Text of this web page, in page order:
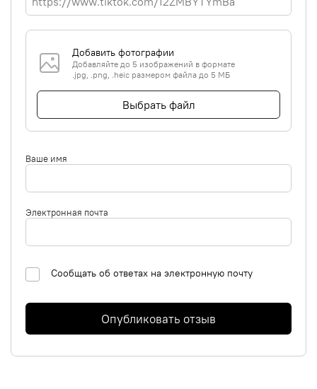
Добавить фотографии
Добавляйте до 5 изображений в формате
.jpg, .png, .heic размером файла до 5 МБ
Выбрать файл
Ваше имя
Электронная почта
Сообщать об ответах на электронную почту
Опубликовать отзыв